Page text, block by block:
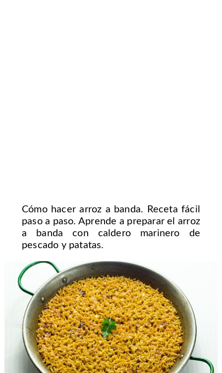
Cómo hacer arroz a banda. Receta fácil
paso a paso. Aprende a preparar el arroz
a banda con caldero marinero de
pescado y patatas.